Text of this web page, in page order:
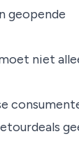
geopende
niet